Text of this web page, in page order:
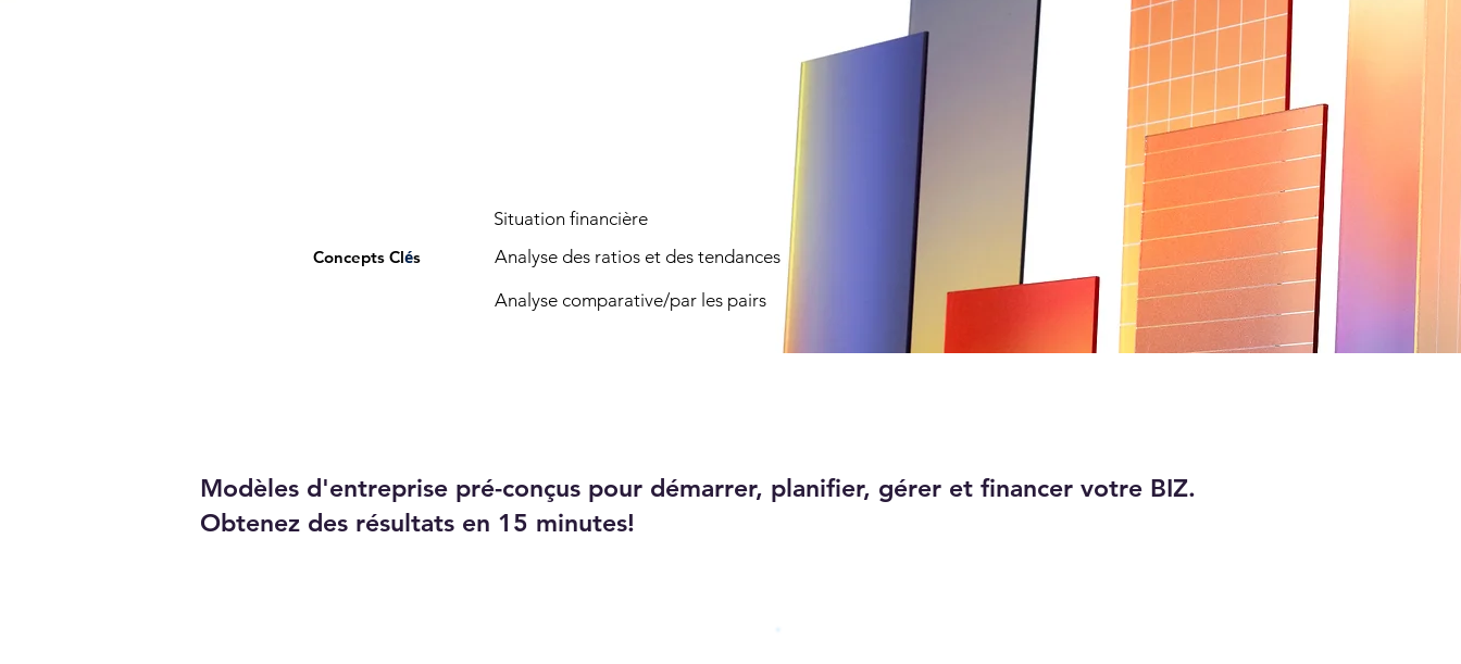
Concepts Clés
Situation financière
Analyse des ratios et des tendances
Analyse comparative/par les pairs
Modèles d'entreprise pré-conçus pour démarrer, planifier, gérer et financer votre BIZ.
Obtenez des résultats en 15 minutes!